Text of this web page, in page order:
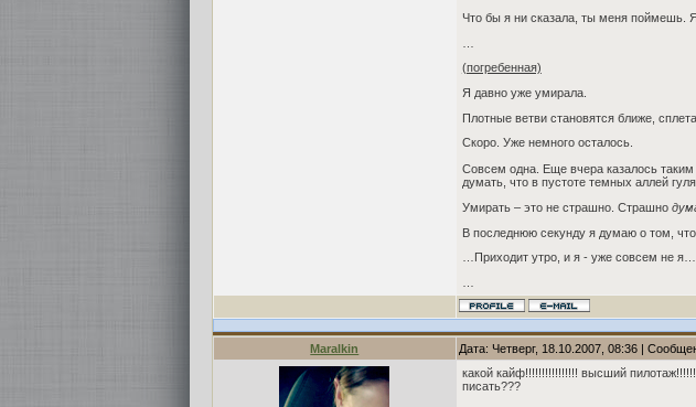
Что бы я ни сказала, ты меня поймешь.
(погребенная)
Я давно уже умирала.
Плотные ветви становятся ближе,
Скоро. Уже немного осталось.
Совсем одна. Еще вчера казалось
думать, что в пустоте темных аллей
Умирать – это не страшно. Страшно
В последнюю секунду я думаю о том,
…Приходит утро, и я - уже совсем не я…
Maralkin Дата: Четверг, 18.10.2007, 08:36 |
какой кайф!!!!!!!!!!!!!!!! высший
писать???